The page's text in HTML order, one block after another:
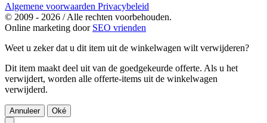
Algemene voorwaarden Privacybeleid
© 2009 - 2026 / Alle rechten voorbehouden.
Online marketing door SEO vrienden
Weet u zeker dat u dit item uit de winkelwagen wilt verwijderen?
Dit item maakt deel uit van de goedgekeurde offerte. Als u het
verwijdert, worden alle offerte-items uit de winkelwagen
verwijderd.
Annuleer Oké